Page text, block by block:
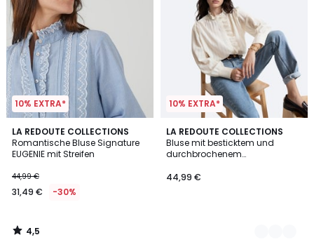
10% EXTRA*
LA REDOUTE COLLECTIONS
Romantische Bluse Signature
EUGENIE mit Streifen
44,99 €
31,49 € -30%
4,5
/ 5
4,5
/
10% EXTRA*
LA REDOUTE COLLECTIONS
Bluse mit besticktem und
durchbrochenem
Signature CHARLÈNE
44,99 €
2
Farben